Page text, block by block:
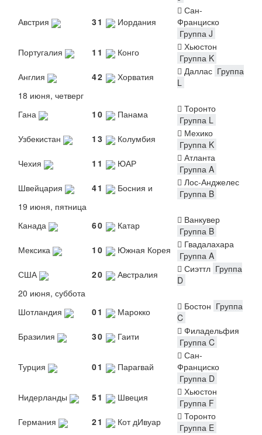
Австрия 31 Иордания
Сан-
Франциско
Группа J
Португалия
1 1 Конго
Хьюстон
Группа K
Англия
42 Хорватия Даллас Группа
L
18 июня, четверг
Гана
1 0 Панама
Торонто
Группа L
Узбекистан
1 3 Колумбия
Мехико
Группа K
Чехия
1 1 ЮАР
Атланта
Группа A
Швейцария
41 Босния и
Лос-Анджелес
Группа B
19 июня, пятница
Канада
60 Катар
Ванкувер
Группа B
Мексика
1 0 Южная Корея
Гвадалахара
Группа A
США
20 Австралия Сиэттл Группа
D
20 июня, суббота
Шотландия
01 Марокко Бостон Группа
C
Бразилия
30 Гаити
Филадельфия
Группа C
Турция 01 Парагвай
Сан-
Франциско
Группа D
Нидерланды
51 Швеция
Хьюстон
Группа F
Германия
21 Кот дИвуар
Торонто
Группа E